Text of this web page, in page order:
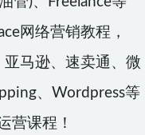
网络营销教程，
亚马逊、速卖通、微
、Wordpress等
营课程！